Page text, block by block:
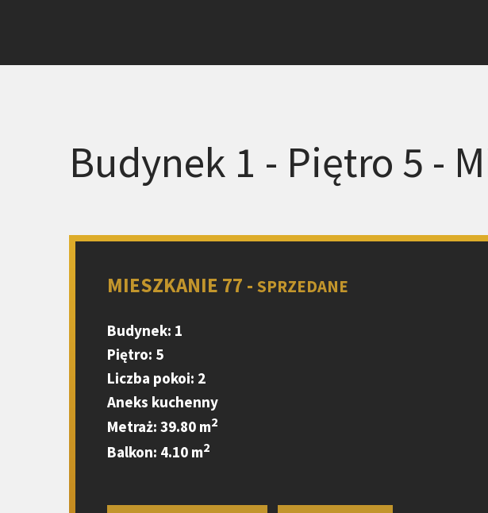
Budynek 1 - Piętro 5 -
MIESZKANIE 77 - SPRZEDANE
Budynek: 1
Piętro: 5
Liczba pokoi: 2
Aneks kuchenny
Metraż: 39.80 m2
Balkon: 4.10 m2